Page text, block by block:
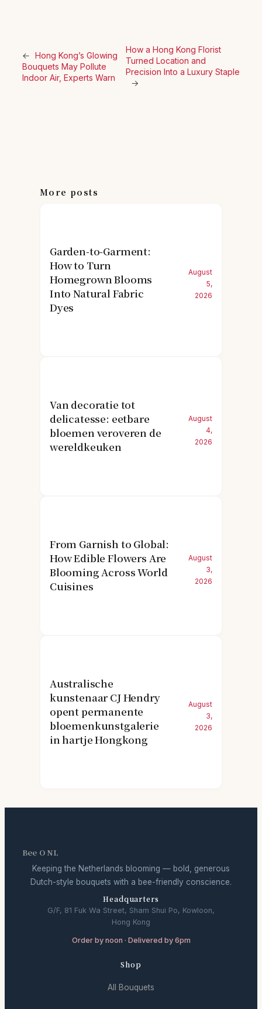
← Hong Kong’s Glowing
Bouquets May Pollute
Indoor Air, Experts Warn
How a Hong Kong Florist
Turned Location and
Precision Into a Luxury Staple
→
More posts
Garden-to-Garment:
How to Turn
Homegrown Blooms
Into Natural Fabric
Dyes
August
5,
2026
Van decoratie tot
delicatesse: eetbare
bloemen veroveren de
wereldkeuken
August
4,
2026
From Garnish to Global:
How Edible Flowers Are
Blooming Across World
Cuisines
August
3,
2026
Australische
kunstenaar CJ Hendry
opent permanente
bloemenkunstgalerie
in hartje Hongkong
August
3,
2026
Bee O NL
Keeping the Netherlands blooming — bold, generous
Dutch-style bouquets with a bee-friendly conscience.
Headquarters
G/F, 81 Fuk Wa Street, Sham Shui Po, Kowloon,
Hong Kong
Order by noon · Delivered by 6pm
Shop
All Bouquets